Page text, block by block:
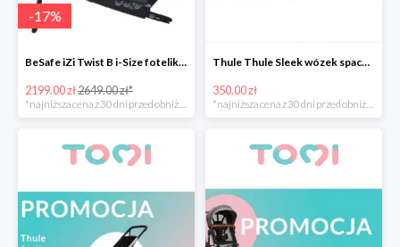
-17%
BeSafe iZi Twist B i-Size fotelik przekręcany -17%
2199.00 zł2649.00 zł*
*najniższa cena z 30 dni przed obniżką
Thule Thule Sleek wózek spacerowy + śpiwór + uchwyt na kubek -350zł
350.00 zł
*najniższa cena z 30 dni przed obniżką